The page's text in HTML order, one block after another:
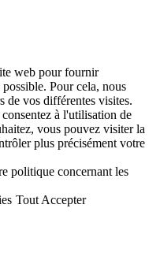
web pour fournir
Pour cela, nous
de vos différentes visites.
à l'utilisation de
vous pouvez visiter la
plus précisément votre
politique concernant les
Tout Accepter